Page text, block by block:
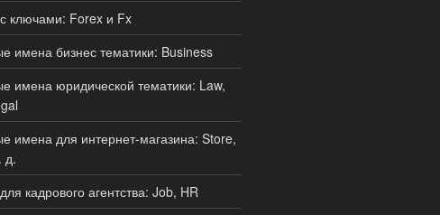
ключами: Forex и Fx
имена бизнес тематики: Business
имена юридической тематики: Law,
имена для интернет-магазина: Store,
д.
кадрового агентства: Job, HR